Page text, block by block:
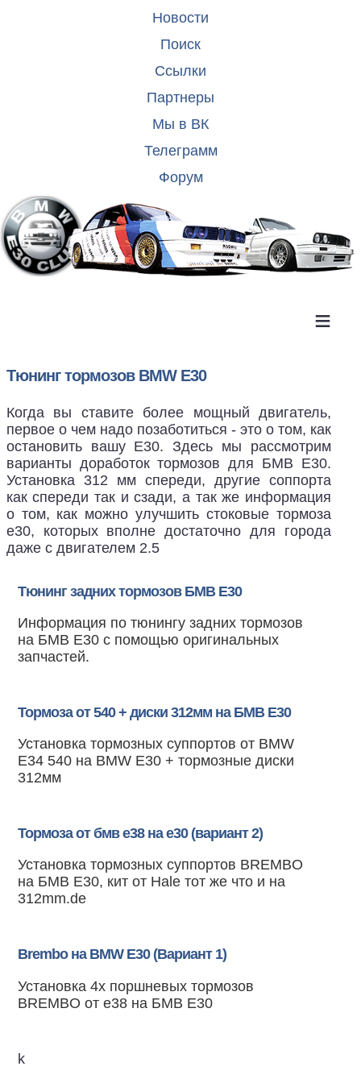
Новости
Поиск
Ссылки
Партнеры
Мы в ВК
Телеграмм
Форум
Тюнинг тормозов BMW E30
Когда вы ставите более мощный двигатель,
первое о чем надо позаботиться - это о том, как
остановить вашу Е30. Здесь мы рассмотрим
варианты доработок тормозов для БМВ Е30.
Установка 312 мм спереди, другие соппорта
как спереди так и сзади, а так же информация
о том, как можно улучшить стоковые тормоза
е30, которых вполне достаточно для города
даже с двигателем 2.5
Тюнинг задних тормозов БМВ Е30
Информация по тюнингу задних тормозов
на БМВ Е30 с помощью оригинальных
запчастей.
Тормоза от 540 + диски 312мм на БМВ Е30
Установка тормозных суппортов от BMW
E34 540 на BMW E30 + тормозные диски
312мм
Тормоза от бмв е38 на е30 (вариант 2)
Установка тормозных суппортов BREMBO
на БМВ Е30, кит от Hale тот же что и на
312mm.de
Brembo на BMW E30 (Вариант 1)
Установка 4х поршневых тормозов
BREMBO от е38 на БМВ Е30
k